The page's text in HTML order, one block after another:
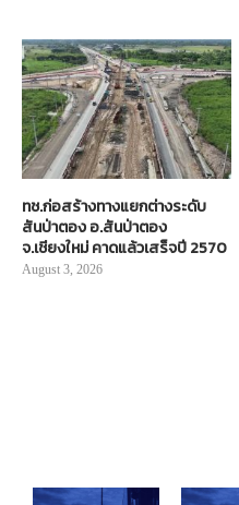
ทช.ก่อสร้างทางแยกต่างระดับ
สันป่าตอง อ.สันป่าตอง
จ.เชียงใหม่ คาดแล้วเสร็จปี 2570
August 3, 2026